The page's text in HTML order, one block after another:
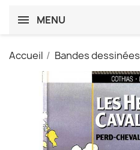
MENU
Accueil Bandes dessinées